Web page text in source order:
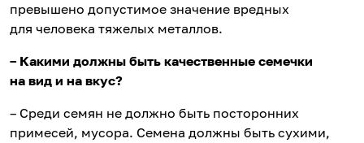
превышено допустимое значение вредных
для человека тяжелых металлов.
– Какими должны быть качественные семечки
на вид и на вкус?
– Среди семян не должно быть посторонних
примесей, мусора. Семена должны быть сухими,